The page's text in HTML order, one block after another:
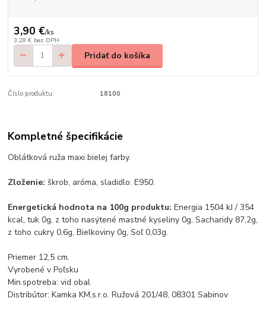
3,90 €/ks
3,28 € bez DPH
Pridať do košíka
Číslo produktu: 18100
Kompletné špecifikácie
Oblátková ruža maxi bielej farby.
Zloženie: škrob, aróma, sladidlo: E950.
Energetická hodnota na 100g produktu: Energia 1504 kJ / 354
kcal, tuk 0g, z toho nasýtené mastné kyseliny 0g, Sacharidy 87,2g,
z toho cukry 0,6g, Bielkoviny 0g, Soľ 0,03g.
Priemer 12,5 cm.
Vyrobené v Poľsku
Min.spotreba: vid obal
Distribútor: Kamka KM,s.r.o. Ružová 201/48, 08301 Sabinov